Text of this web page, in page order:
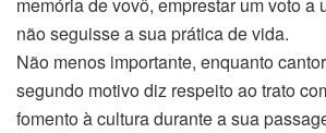
não seguisse a sua prática de vida.
Não menos importante, enquanto
segundo motivo diz respeito ao trato
fomento à cultura durante a sua